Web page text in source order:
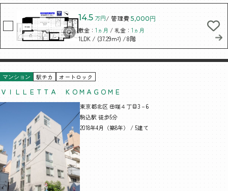
14.5 万円/ 管理費 5,000円
敷金：1ヵ月 / 礼金：1ヵ月
1LDK / (37.29m²) /8階
マンション 駅チカ オートロック
ＶＩＬＬＥＴＴＡ ＫＯＭＡＧＯＭＥ
東京都北区 田端４丁目3－6
駒込駅 徒歩5分
2018年4月（築8年） / 5建て